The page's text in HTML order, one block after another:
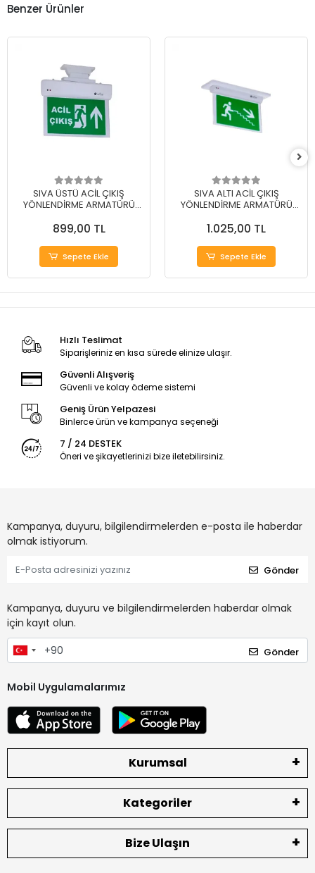
Benzer Ürünler
SIVA ÜSTÜ ACİL ÇIKIŞ
YÖNLENDİRME ARMATÜRÜ
XXX
899,00 TL
Sepete Ekle
SIVA ALTI ACİL ÇIKIŞ
YÖNLENDİRME ARMATÜRÜ
XXX
1.025,00 TL
Sepete Ekle
Hızlı Teslimat
Siparişleriniz en kısa sürede elinize ulaşır.
Güvenli Alışveriş
Güvenli ve kolay ödeme sistemi
Geniş Ürün Yelpazesi
Binlerce ürün ve kampanya seçeneği
7 / 24 DESTEK
Öneri ve şikayetlerinizi bize iletebilirsiniz.
Kampanya, duyuru, bilgilendirmelerden e-posta ile haberdar
olmak istiyorum.
Gönder
Kampanya, duyuru ve bilgilendirmelerden haberdar olmak
için kayıt olun.
Gönder
Mobil Uygulamalarımız
Kurumsal
Kategoriler
Bize Ulaşın